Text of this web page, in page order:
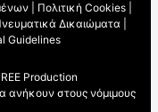
Πολιτική Cookies
Δικαιώματα
Guidelines
Production
ανήκουν στους νόμιμους